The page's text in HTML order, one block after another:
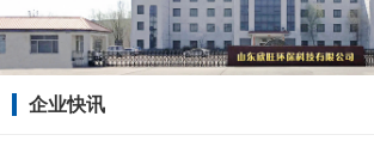
企业快讯